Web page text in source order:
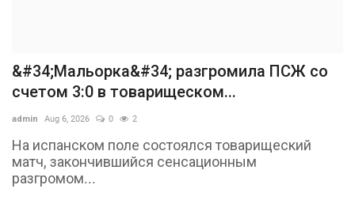
&#34;Мальорка&#34; разгромила ПСЖ со
счетом 3:0 в товарищеском...
admin Aug 6, 2026 0 2
На испанском поле состоялся товарищеский
матч, закончившийся сенсационным
разгромом...